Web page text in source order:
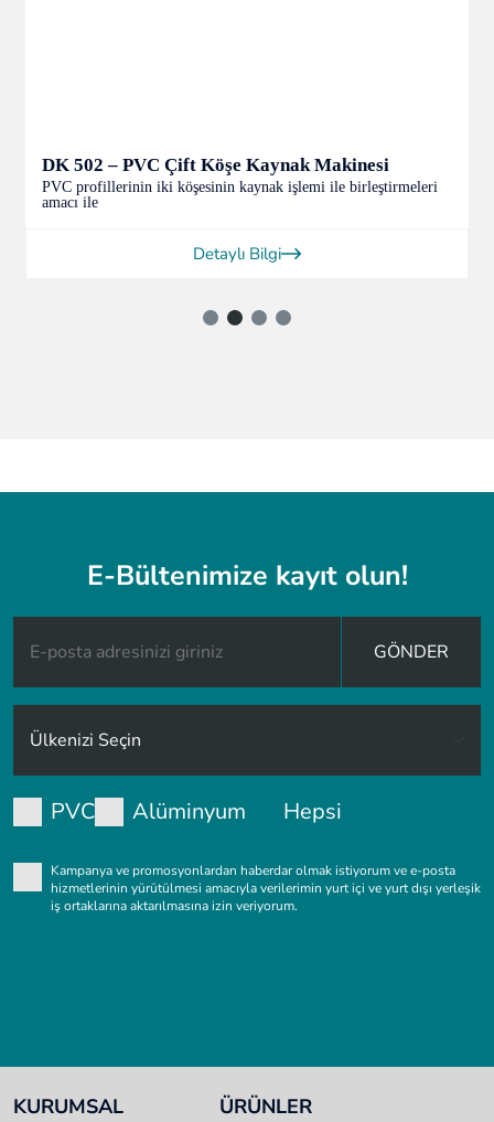
DK 502 – PVC Çift Köşe Kaynak Makinesi
PVC profillerinin iki köşesinin kaynak işlemi ile birleştirmeleri
amacı ile
Detaylı Bilgi
E-Bültenimize kayıt olun!
GÖNDER
PVC Alüminyum Hepsi
Kampanya ve promosyonlardan haberdar olmak istiyorum ve e-posta
hizmetlerinin yürütülmesi amacıyla verilerimin yurt içi ve yurt dışı yerleşik
iş ortaklarına aktarılmasına izin veriyorum.
KURUMSAL ÜRÜNLER